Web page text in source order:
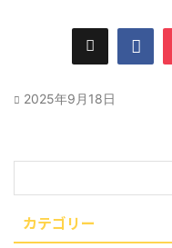
2025年9月18日
カテゴリー